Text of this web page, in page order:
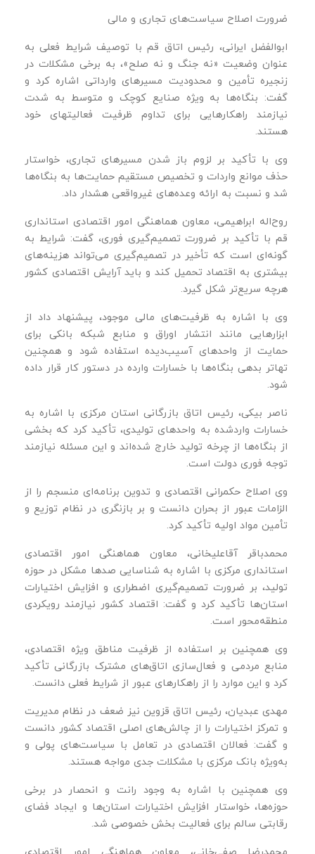
ضرورت اصلاح سیاست‌های تجاری و مالی
ابوالفضل ایرانی، رئیس اتاق قم با توصیف شرایط فعلی به‌
عنوان وضعیت «نه جنگ و نه صلح»، به برخی مشکلات در
زنجیره تأمین و محدودیت مسیرهای وارداتی اشاره کرد و
گفت: بنگاه‌ها به‌ ویژه صنایع کوچک و متوسط به شدت
نیازمند راهکارهایی برای تداوم ظرفیت فعالیتهای خود
هستند.
وی با تأکید بر لزوم باز شدن مسیرهای تجاری، خواستار
حذف موانع واردات و تخصیص مستقیم حمایت‌ها به بنگاه‌ها
شد و نسبت به ارائه وعده‌های غیرواقعی هشدار داد.
روح‌اله ابراهیمی، معاون هماهنگی امور اقتصادی استانداری
قم با تأکید بر ضرورت تصمیم‌گیری فوری، گفت: شرایط به‌
گونه‌ای است که تأخیر در تصمیم‌گیری می‌تواند هزینه‌های
بیشتری به اقتصاد تحمیل کند و باید آرایش اقتصادی کشور
هرچه سریع‌تر شکل گیرد.
وی با اشاره به ظرفیت‌های مالی موجود، پیشنهاد داد از
ابزارهایی مانند انتشار اوراق و منابع شبکه بانکی برای
حمایت از واحدهای آسیب‌دیده استفاده شود و همچنین
تهاتر بدهی بنگاه‌ها با خسارات وارده در دستور کار قرار داده
شود.
ناصر بیکی، رئیس اتاق بازرگانی استان مرکزی با اشاره به
خسارات واردشده به واحدهای تولیدی، تأکید کرد که بخشی
از بنگاه‌ها از چرخه تولید خارج شده‌اند و این مسئله نیازمند
توجه فوری دولت است.
وی اصلاح حکمرانی اقتصادی و تدوین برنامه‌ای منسجم را از
الزامات عبور از بحران دانست و بر بازنگری در نظام توزیع و
تأمین مواد اولیه تأکید کرد.
محمدباقر آقاعلیخانی، معاون هماهنگی امور اقتصادی
استانداری مرکزی با اشاره به شناسایی صدها مشکل در حوزه
تولید، بر ضرورت تصمیم‌گیری اضطراری و افزایش اختیارات
استان‌ها تأکید کرد و گفت: اقتصاد کشور نیازمند رویکردی
منطقه‌محور است.
وی همچنین بر استفاده از ظرفیت مناطق ویژه اقتصادی،
منابع مردمی و فعال‌سازی اتاق‌های مشترک بازرگانی تأکید
کرد و این موارد را از راهکارهای عبور از شرایط فعلی دانست.
مهدی عبدیان، رئیس اتاق قزوین نیز ضعف در نظام مدیریت
و تمرکز اختیارات را از چالش‌های اصلی اقتصاد کشور دانست
و گفت: فعالان اقتصادی در تعامل با سیاست‌های پولی و
به‌ویژه بانک مرکزی با مشکلات جدی مواجه هستند.
وی همچنین با اشاره به وجود رانت و انحصار در برخی
حوزه‌ها، خواستار افزایش اختیارات استان‌ها و ایجاد فضای
رقابتی سالم برای فعالیت بخش خصوصی شد.